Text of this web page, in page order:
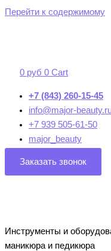
Перейти к содержимому
0 руб 0 Cart
+7 (843) 260-15-45
info@major-
+7 939 505-61-50
major_beauty
Заказать звонок
Инструменты и
маникюра и педикюра